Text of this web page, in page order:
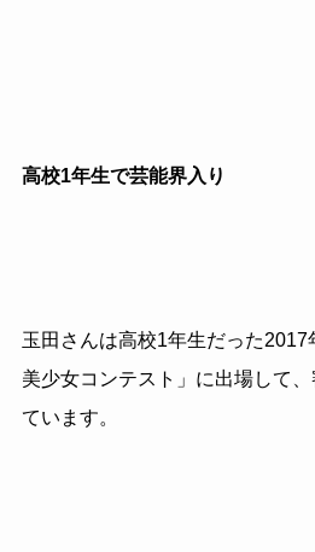
高校1年生で芸能界入り
玉田さんは高校1年生だった
美少女コンテスト」に出場して
ています。